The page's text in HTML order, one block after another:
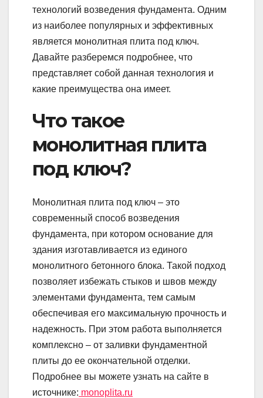
технологий возведения фундамента. Одним
из наиболее популярных и эффективных
является монолитная плита под ключ.
Давайте разберемся подробнее, что
представляет собой данная технология и
какие преимущества она имеет.
Что такое
монолитная плита
под ключ?
Монолитная плита под ключ – это
современный способ возведения
фундамента, при котором основание для
здания изготавливается из единого
монолитного бетонного блока. Такой подход
позволяет избежать стыков и швов между
элементами фундамента, тем самым
обеспечивая его максимальную прочность и
надежность. При этом работа выполняется
комплексно – от заливки фундаментной
плиты до ее окончательной отделки.
Подробнее вы можете узнать на сайте в
источнике: monoplita.ru